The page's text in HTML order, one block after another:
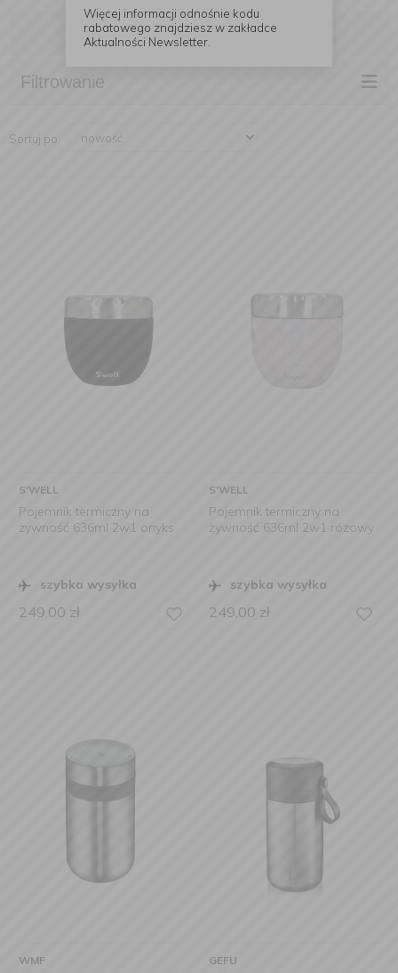
Czytaj dalej
Filtrowanie
Sortuj po:
S'WELL
Pojemnik termiczny na
żywność 636ml 2w1 onyks
szybka wysyłka
249,00 zł
S'WELL
Pojemnik termiczny na
żywność 636ml 2w1 różowy
szybka wysyłka
249,00 zł
WMF GEFU
Więcej informacji odnośnie kodu
rabatowego znajdziesz w zakładce
Aktualności Newsletter.